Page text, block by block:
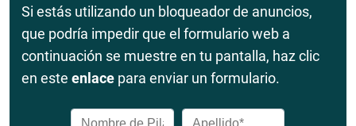
Si estás utilizando un bloqueador de anuncios,
que podría impedir que el formulario web a
continuación se muestre en tu pantalla, haz clic
en este enlace para enviar un formulario.